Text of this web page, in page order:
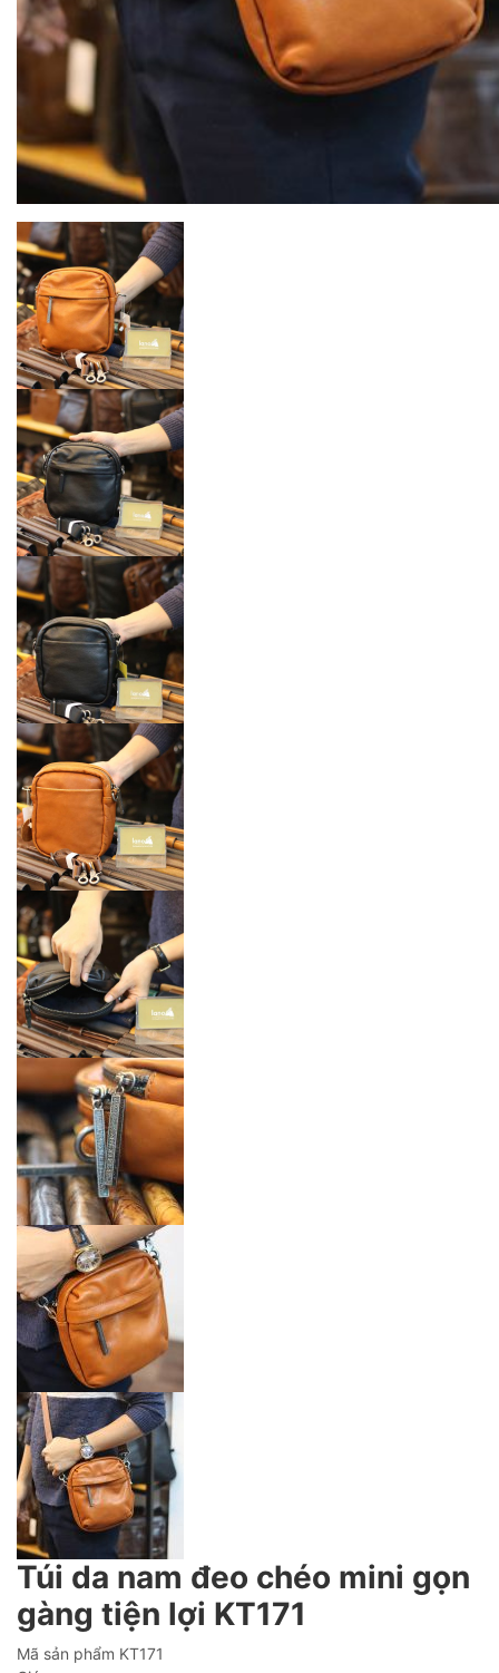
Túi da nam đeo chéo mini gọn
gàng tiện lợi KT171
Mã sản phẩm KT171